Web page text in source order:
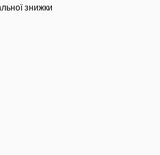
знижки